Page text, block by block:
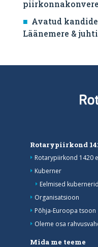
Avatud
Läänemere &
Rotarypiirkond
Rotarypiirkond 1420
Kuberner
Eelmised kubernerid
Organisatsioon
Põhja-Euroopa tsoon
Oleme osa
Mida me teeme